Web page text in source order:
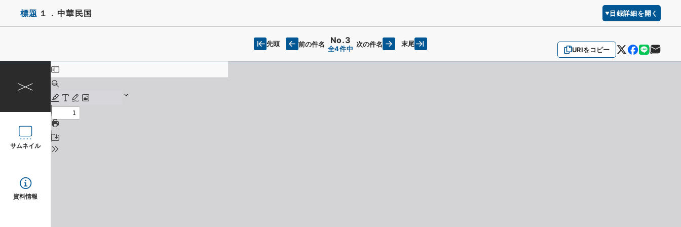
標題 １．中華民国 目録詳細を開く
URIをコピー
先頭 前の件名 No.3
全4件中
次の件名 末尾
サムネイル
資料情報